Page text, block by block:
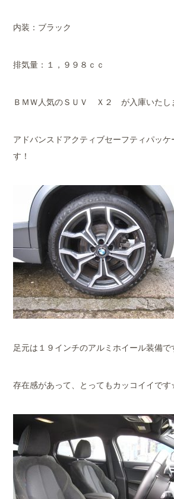
内装：ブラック
排気量：１，９９８ｃｃ
ＢＭＷ人気のＳＵＶ Ｘ２ が入庫いた
アドバンスドアクティブセーフティパッ
す！
足元は１９インチのアルミホイール装備で
存在感があって、とってもカッコイイで